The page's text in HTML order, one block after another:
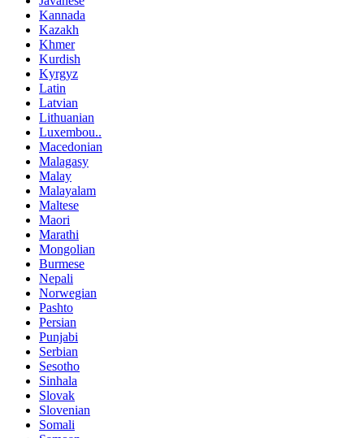
Kannada
Kazakh
Khmer
Kurdish
Kyrgyz
Latin
Latvian
Lithuanian
Luxembou..
Macedonian
Malagasy
Malay
Malayalam
Maltese
Maori
Marathi
Mongolian
Burmese
Nepali
Norwegian
Pashto
Persian
Punjabi
Serbian
Sesotho
Sinhala
Slovak
Slovenian
Somali